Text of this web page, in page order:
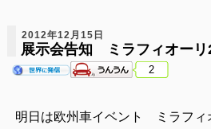
2012年12月15日
展示会告知 ミラフィオーリ
2
明日は欧州車イベント ミラフィ